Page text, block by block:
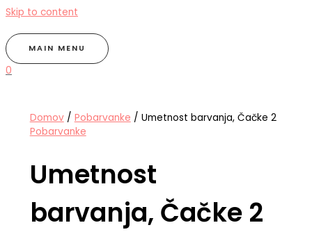
Skip to content
MAIN MENU
0
Domov/ Pobarvanke / Umetnost barvanja, Čačke 2
Pobarvanke
Umetnost
barvanja, Čačke 2